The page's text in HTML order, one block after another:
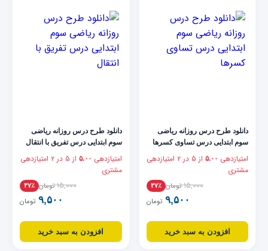
دانلود طرح درس روزانه ریاضی
سوم ابتدایی درس تساوی کسرها
امتیازدهی ۵.۰۰ از ۵ در ۲ امتیازدهی
مشتری
۱۵,۰۰۰ تومان ۳۷٪
۹,۵۰۰ تومان
افزودن به سبد خرید
دانلود طرح درس روزانه ریاضی
سوم ابتدایی درس تفریق با انتقال
امتیازدهی ۵.۰۰ از ۵ در ۲ امتیازدهی
مشتری
۱۵,۰۰۰ تومان ۳۷٪
۹,۵۰۰ تومان
افزودن به سبد خرید